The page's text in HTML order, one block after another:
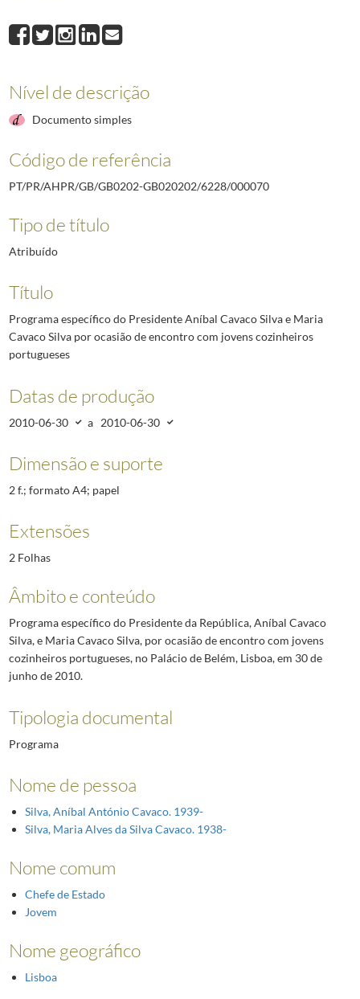
000070 Programa específico do Presidente Aníbal Cavaco Silva e Maria
000071 Programa específico do Presidente Aníbal Cavaco Silva por
000073
Programa específico do Presidente Aníbal Cavaco Silva por
000076Programa específico do Presidente Aníbal Cavaco Silva e Maria
000133Programa específico do Presidente Aníbal Cavaco Silva por
Nível de descrição
Documento simples
Código de referência
PT/PR/AHPR/GB/GB0202-GB020202/6228/000070
Tipo de título
Atribuído
Título
Programa específico do Presidente Aníbal Cavaco Silva e Maria
Cavaco Silva por ocasião de encontro com jovens cozinheiros
portugueses
Datas de produção
2010-06-30 a 2010-06-30
Dimensão e suporte
2 f.; formato A4; papel
Extensões
2 Folhas
Âmbito e conteúdo
Programa específico do Presidente da República, Aníbal Cavaco
Silva, e Maria Cavaco Silva, por ocasião de encontro com jovens
cozinheiros portugueses, no Palácio de Belém, Lisboa, em 30 de
junho de 2010.
Tipologia documental
Programa
Nome de pessoa
Silva, Aníbal António Cavaco. 1939-
Silva, Maria Alves da Silva Cavaco. 1938-
Nome comum
Chefe de Estado
Jovem
Nome geográfico
Lisboa